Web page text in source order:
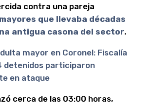
contra una pareja
que llevaba décadas
antigua casona del sector.
mayor en Coronel: Fiscalía
detenidos participaron
en ataque
cerca de las 03:00 horas,